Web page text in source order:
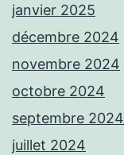
janvier 2025
décembre 2024
novembre 2024
octobre 2024
septembre 2024
juillet 2024